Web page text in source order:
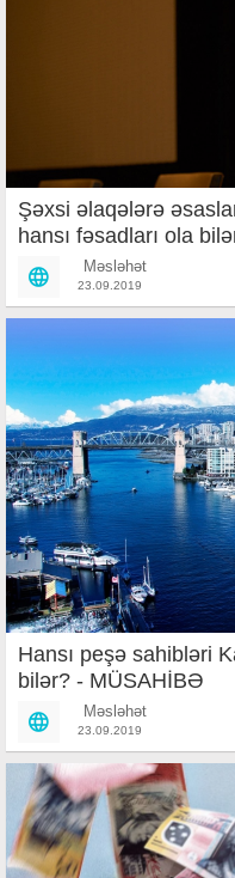
Şəxsi əlaqələrə
hansı fəsadları ola
Məsləhət
23.09.2019
Hansı peşə sahibləri
bilər? - MÜSAHİBƏ
Məsləhət
23.09.2019